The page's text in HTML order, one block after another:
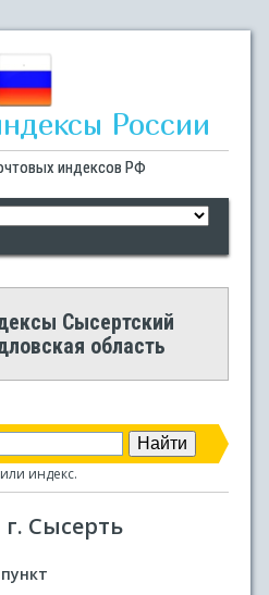
России
индексов РФ
Сысертский
область
индекс.
г. Сысерть